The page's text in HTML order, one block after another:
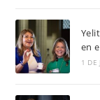
en
1 DE